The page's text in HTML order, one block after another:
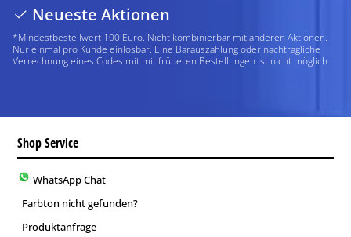
Neueste Aktionen
*Mindestbestellwert 100 Euro. Nicht kombinierbar mit anderen Aktionen.
Nur einmal pro Kunde einlösbar. Eine Barauszahlung oder nachträgliche
Verrechnung eines Codes mit mit früheren Bestellungen ist nicht möglich.
Shop Service
WhatsApp Chat
Farbton nicht gefunden?
Produktanfrage